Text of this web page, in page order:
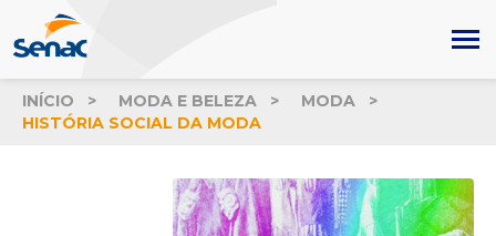
INÍCIO MODA E BELEZA
MODA
HISTÓRIA SOCIAL DA MODA